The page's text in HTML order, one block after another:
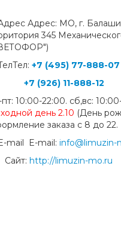
Адрес: МО, г.
345
Тел: +7 (495) 77-888-07
+7 (926) 11-888-12
10:00-22:00. сб,вс:
день 2.10 (День
заказа с 8 до 22.
E-mail: info@limuzin-
Сайт: http://limuzin-mo.ru